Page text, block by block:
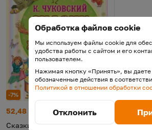
-7%
Сказки, стихи, загадки
Цена:
52,48 р.
Старая цена:56,43
Сказки, стихи, загадки
Обработка файлов cookie
Мы используем файлы cookie для
удобства работы с сайтом и его
пользователем.
Нажимая кнопку «Принять», вы даете
обозначенные действия в
Политикой в отношении обработки
Отклонить